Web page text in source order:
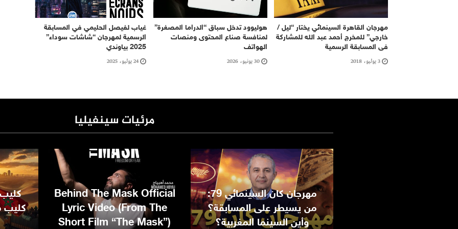
مهرجان القاهرة السينمائي يختار “ليل /
خارجي” للمخرج أحمد عبد الله للمشاركة
فى المسابقة الرسمية
3 يوليو، 2018
هوليوود تدخل سباق “الدراما المصغرة”
لمنافسة صناع المحتوى ومنصات
الهواتف
30 يونيو، 2026
غياب لفيصل الحليمي في المسابقة
الرسمية لمهرجان “شاشات سوداء”
2025 بياوندي
24 يوليو، 2025
مرئيات سينفيليا
مهرجان كان السينمائي 79:
من يسيطر على المسابقة؟
وأين السينما المغربية؟
Behind The Mask Official
Lyric Video (From The
Short Film “The Mask”)
كليب